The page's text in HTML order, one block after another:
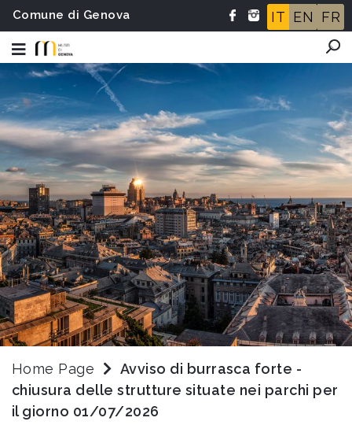
Comune di Genova IT EN FR
Home Page
Avviso di burrasca forte -
chiusura delle strutture situate nei parchi per
il giorno 01/07/2026